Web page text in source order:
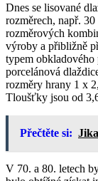
Dnes se lisované
rozměrech, např.
rozměrových
výroby a přibližně
typem obkladového
porcelánová
rozměry hrany 1 x
Tloušťky jsou od
Přečtěte si:
V 70. a 80. letech